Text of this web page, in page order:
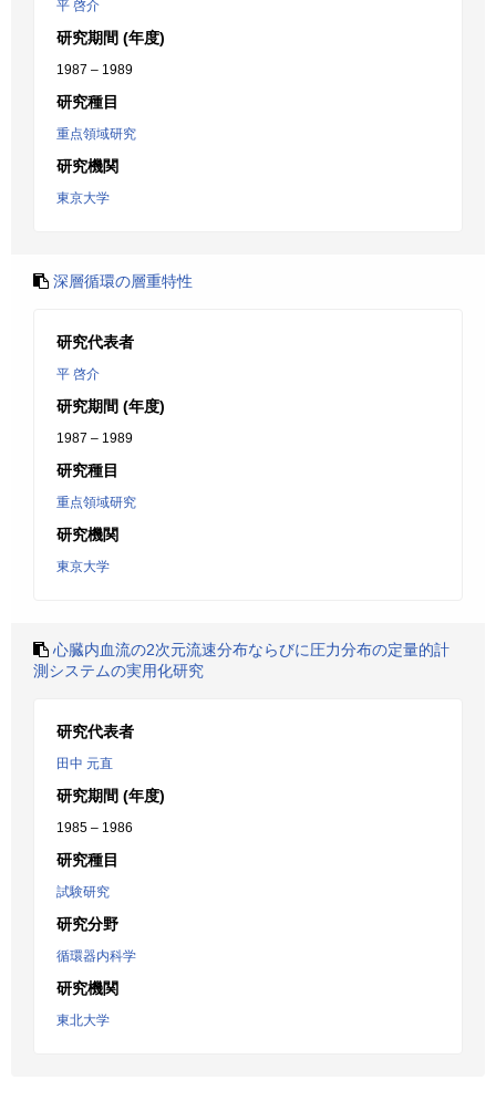
平 啓介
研究期間 (年度)
1987 – 1989
研究種目
重点領域研究
研究機関
東京大学
深層循環の層重特性
研究代表者
平 啓介
研究期間 (年度)
1987 – 1989
研究種目
重点領域研究
研究機関
東京大学
心臓内血流の2次元流速分布ならびに圧力分布の定量的計
測システムの実用化研究
研究代表者
田中 元直
研究期間 (年度)
1985 – 1986
研究種目
試験研究
研究分野
循環器内科学
研究機関
東北大学